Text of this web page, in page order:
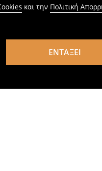
και την Πολιτική
ΕΝΤΆΞΕΙ